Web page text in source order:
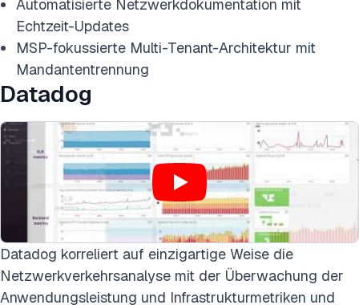
Automatisierte Netzwerkdokumentation mit
Echtzeit-Updates
MSP-fokussierte Multi-Tenant-Architektur mit
Mandantentrennung
Datadog
Datadog korreliert auf einzigartige Weise die
Netzwerkverkehrsanalyse mit der Überwachung der
Anwendungsleistung und Infrastrukturmetriken und